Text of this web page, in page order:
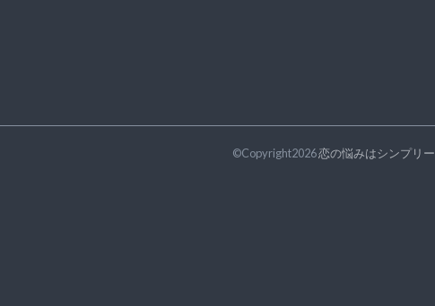
©Copyright2026恋の悩みはシンプリー